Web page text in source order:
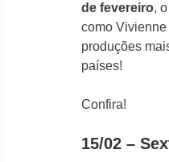
Estratégia
de fevereiro,
como
produções
países!
Confira!
15/02 –